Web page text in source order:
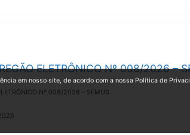
em nosso site, de acordo com a nossa Política de
ELETRÔNICO Nº 008/2026 –
Nº 008/2026 – SEMUS